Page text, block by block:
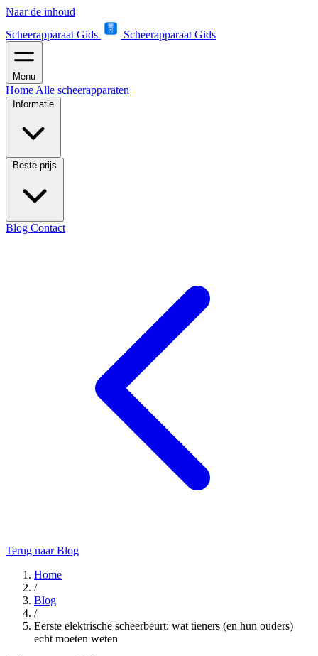
Naar de inhoud
Scheerapparaat Gids
Scheerapparaat Gids
Menu
Home Alle scheerapparaten
Informatie
Beste prijs
Blog Contact
Terug naar Blog
Home
/
Blog
/
Eerste elektrische scheerbeurt: wat tieners (en hun ouders)
echt moeten weten